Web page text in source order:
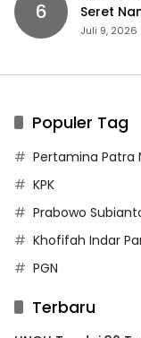
6
Seret
Juli 9, 2026
Populer Tag
Pertamina Patra
KPK
Prabowo
Khofifah Indar
PGN
Terbaru